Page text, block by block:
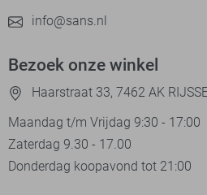
info@sans.nl
Bezoek onze winkel
Haarstraat 33, 7462 AK
Maandag t/m Vrijdag 9:30 - 17:00
Zaterdag 9.30 - 17.00
Donderdag koopavond tot 21:00